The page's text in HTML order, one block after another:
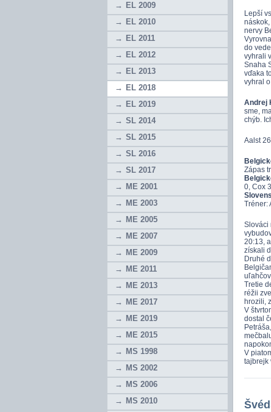
EL 2009
EL 2010
EL 2011
EL 2012
EL 2013
EL 2018
EL 2019
SL 2014
SL 2015
SL 2016
SL 2017
ME 2001
ME 2003
ME 2005
ME 2007
ME 2009
ME 2011
ME 2013
ME 2017
ME 2019
ME 2015
MS 1998
MS 2002
MS 2006
MS 2010
Lepší
nervy
do
vyhrali
Snaha
vďaka
vyhral
Andrej
sme,
chýb.
Aalst
Zápas
0, Cox
Tréner:
Slováci
20:13,
získali
Druhé
Tretie
réžii
hrozili,
V
dostal
V
tajbrejk